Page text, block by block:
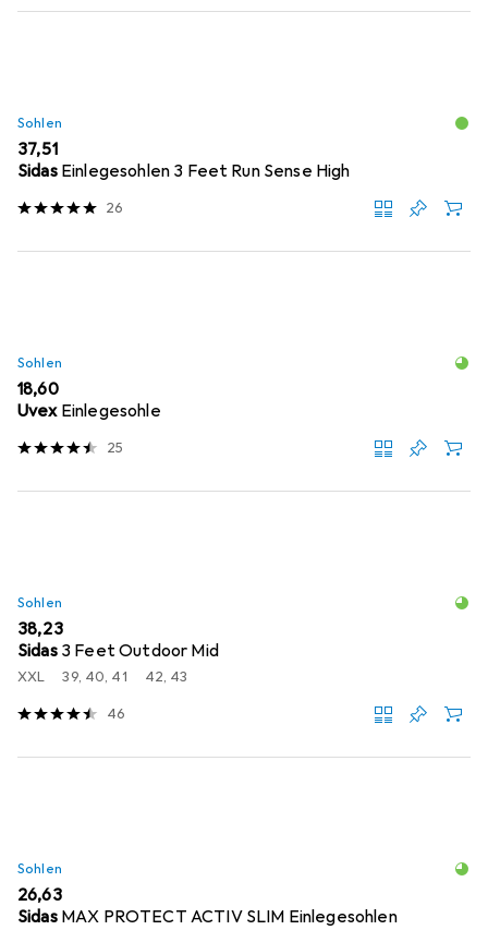
Sohlen
EUR
37,51
Sidas Einlegesohlen 3 Feet Run Sense High
26
Sohlen
EUR
18,60
Uvex Einlegesohle
25
Sohlen
EUR
38,23
Sidas 3 Feet Outdoor Mid
XXL 39, 40, 41 42, 43
46
Sohlen
EUR
26,63
Sidas MAX PROTECT ACTIV SLIM Einlegesohlen